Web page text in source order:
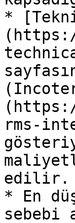
*
rms-
edilir.
* En
sebebi